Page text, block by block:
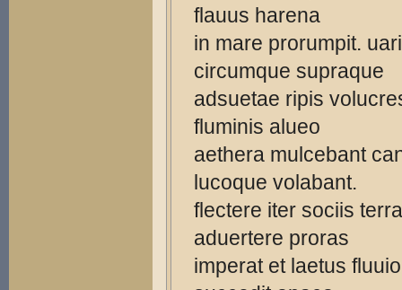
flauus harena
in mare prorumpit.
circumque supraque
adsuetae ripis
fluminis alueo
aethera mulcebant
lucoque volabant.
flectere iter sociis
aduertere proras
imperat et laetus fluuio